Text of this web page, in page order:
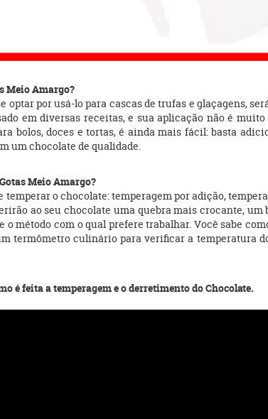
Meio Amargo?
optar por usá-lo para cascas de trufas e glaçagens,
em diversas receitas, e sua aplicação não é
bolos, doces e tortas, é ainda mais fácil: basta
um chocolate de qualidade.
Meio Amargo?
o chocolate: temperagem por adição,
ao seu chocolate uma quebra mais crocante,
o método com o qual prefere trabalhar. Você sabe
termômetro culinário para verificar a temperatura
é feita a temperagem e o derretimento do Chocolate.